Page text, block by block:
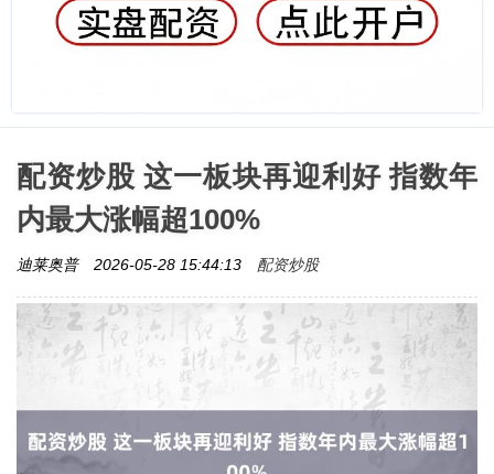
配资炒股 这一板块再迎利好 指数年
内最大涨幅超100%
迪莱奥普 2026-05-28 15:44:13 配资炒股